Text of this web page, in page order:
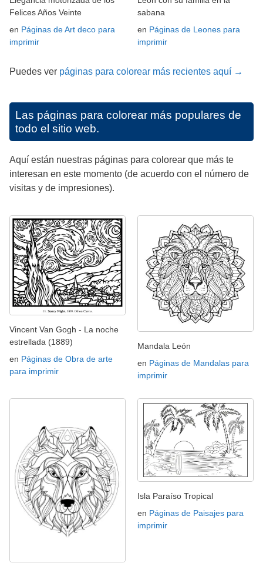
Felices Años Veinte
en Páginas de Art deco para
imprimir
sabana
en Páginas de Leones para
imprimir
Puedes ver páginas para colorear más recientes aquí →
Las páginas para colorear más populares de
todo el sitio web.
Aquí están nuestras páginas para colorear que más te
interesan en este momento (de acuerdo con el número de
visitas y de impresiones).
Vincent Van Gogh - La noche
estrellada (1889)
en Páginas de Obra de arte
para imprimir
Mandala León
en Páginas de Mandalas para
imprimir
Isla Paraíso Tropical
en Páginas de Paisajes para
imprimir